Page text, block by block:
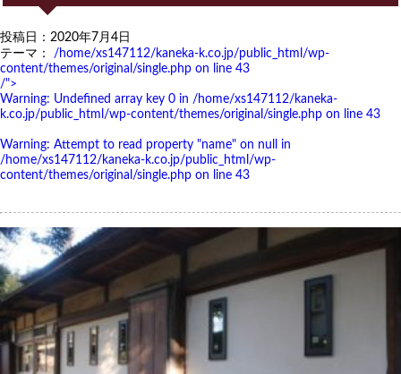
投稿日：2020年7月4日
テーマ： /home/xs147112/kaneka-k.co.jp/public_html/wp-
content/themes/original/single.php on line 43
/">
Warning: Undefined array key 0 in /home/xs147112/kaneka-
k.co.jp/public_html/wp-content/themes/original/single.php on line 43
Warning: Attempt to read property "name" on null in
/home/xs147112/kaneka-k.co.jp/public_html/wp-
content/themes/original/single.php on line 43